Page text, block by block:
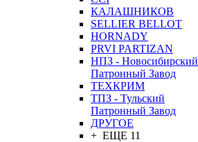
КАЛАШНИКОВ
SELLIER BELLOT
HORNADY
PRVI PARTIZAN
НПЗ - Новосибирский
Патронный Завод
ТЕХКРИМ
ТПЗ - Тульский
Патронный Завод
ДРУГОЕ
+ ЕЩЕ 11